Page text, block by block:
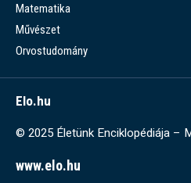
Matematika
Művészet
Orvostudomány
Elo.hu
© 2025 Életünk Enciklopédiája –
www.elo.hu